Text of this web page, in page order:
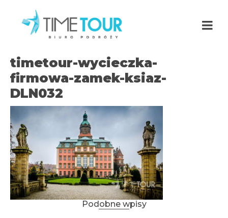
timetour-wycieczka-
firmowa-zamek-ksiaz-
DLN032
Podobne wpisy